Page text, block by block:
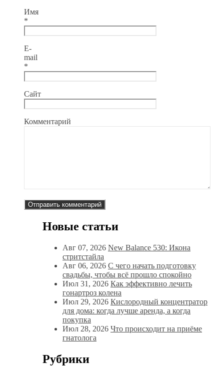
Имя
*
E-
mail
*
Сайт
Комментарий
Новые статьи
Авг 07, 2026 New Balance 530: Икона
стритстайла
Авг 06, 2026 С чего начать подготовку
свадьбы, чтобы всё прошло спокойно
Июл 31, 2026 Как эффективно лечить
гонартроз колена
Июл 29, 2026 Кислородный концентратор
для дома: когда лучше аренда, а когда
покупка
Июл 28, 2026 Что происходит на приёме
гнатолога
Рубрики